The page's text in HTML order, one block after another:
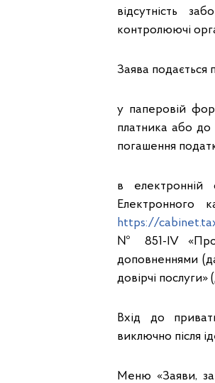
відсутність
контролюючі
Заява подається
у паперовій
платника або до
погашення
в
Електронного
https://
№ 851-IV «Про
доповненнями
довірчі
Вхід до
виключно після
Меню «Заяви,